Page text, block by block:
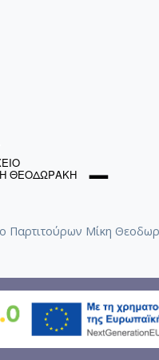
Παρτιτούρων Μίκη